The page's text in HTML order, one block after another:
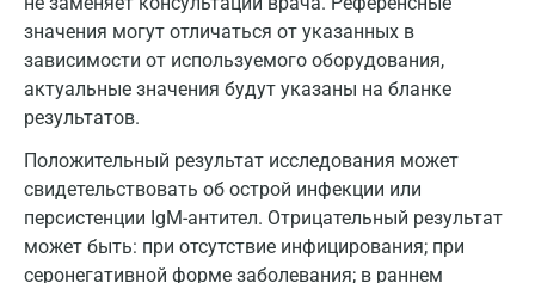
значения могут отличаться от указанных в
зависимости от используемого оборудования,
актуальные значения будут указаны на бланке
результатов.
Положительный результат исследования может
свидетельствовать об острой инфекции или
персистенции IgM-антител. Отрицательный результат
может быть: при отсутствие инфицирования; при
серонегативной форме заболевания; в раннем